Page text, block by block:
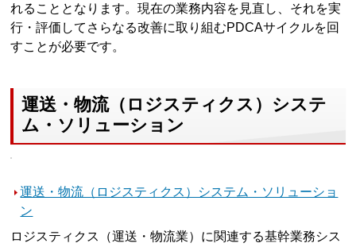
れることとなります。現在の業務内容を見直し、それを実
行・評価してさらなる改善に取り組むPDCAサイクルを回
すことが必要です。
運送・物流（ロジスティクス）システ
ム・ソリューション
運送・物流（ロジスティクス）システム・ソリューショ
ン
ロジスティクス（運送・物流業）に関連する基幹業務シス